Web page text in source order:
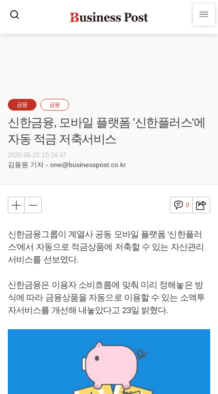
금융 금융
신한금융, 모바일 플랫폼 '신한플러스'에
자동 적금 저축서비스
2020-06-23 10:34:47
김용원 기자 - one@businesspost.co.kr
0
신한금융그룹이 계열사 공동 모바일 플랫폼 '신한플러
스'에서 자동으로 적금상품에 저축할 수 있는 자산관리
서비스를 선보였다.
신한금융은 이용자 소비흐름에 맞춰 미리 정해놓은 방
식에 따라 금융상품을 자동으로 이용할 수 있는 소액투
자서비스를 개선해 내놓았다고 23일 밝혔다.